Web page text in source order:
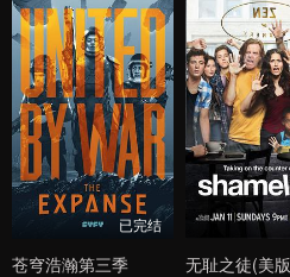
已完结
苍穹浩瀚第三季